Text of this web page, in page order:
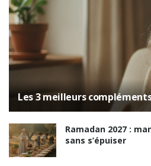
Les 3 meilleurs
Ramadan 2027 :
sans s’épuiser